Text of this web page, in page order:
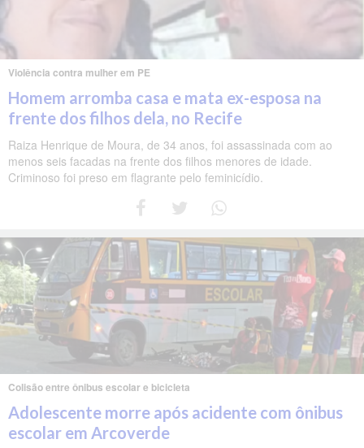
Violência contra mulher em PE
Homem arromba casa e mata ex-esposa na
frente dos filhos dela, no Recife
Raiza Henrique de Moura, de 34 anos, foi assassinada com ao
menos seis facadas na frente dos filhos menores de idade.
Criminoso foi preso em flagrante pelo feminicídio.
Colisão entre ônibus escolar e bicicleta
Adolescente morre após acidente com ônibus
escolar em Arcoverde